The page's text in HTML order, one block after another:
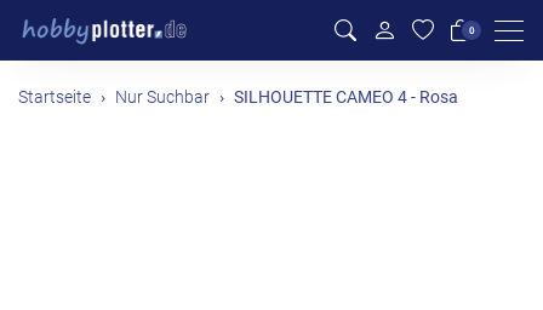
0
Startseite Nur Suchbar SILHOUETTE CAMEO 4 - Rosa